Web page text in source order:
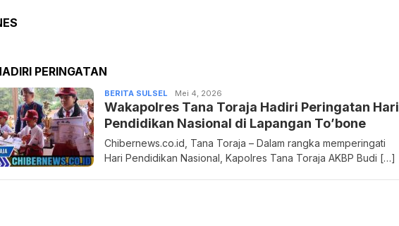
PERINGATAN
BERITA SULSEL Admin
Mei 4, 2026
Wakapolres Tana Toraja Hadiri Peringatan Hari
Pendidikan Nasional di Lapangan To’bone
Chibernews.co.id, Tana Toraja – Dalam rangka memperingati
Hari Pendidikan Nasional, Kapolres Tana Toraja AKBP Budi […]